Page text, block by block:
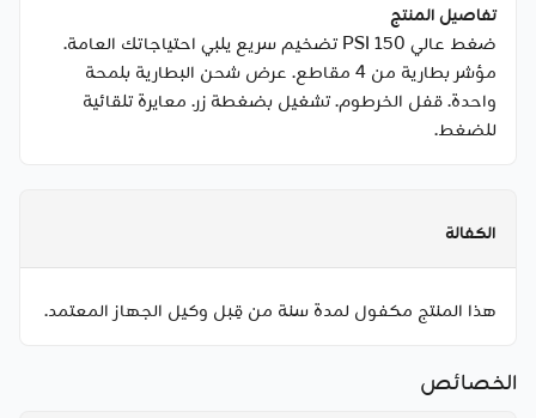
تفاصيل المنتج
ضغط عالي 150 PSI تضخيم سريع يلبي احتياجاتك العامة.
مؤشر بطارية من 4 مقاطع. عرض شحن البطارية بلمحة
واحدة. قفل الخرطوم. تشغيل بضغطة زر. معايرة تلقائية
للضغط.
الكفالة
هذا المنتج مكفول لمدة سنة من قِبل وكيل الجهاز المعتمد.
الخصائص